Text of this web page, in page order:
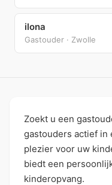
ilona
Gastouder · Zwolle
Zoekt u een
gastouders actief in
plezier voor uw
biedt een
kinderopvang.